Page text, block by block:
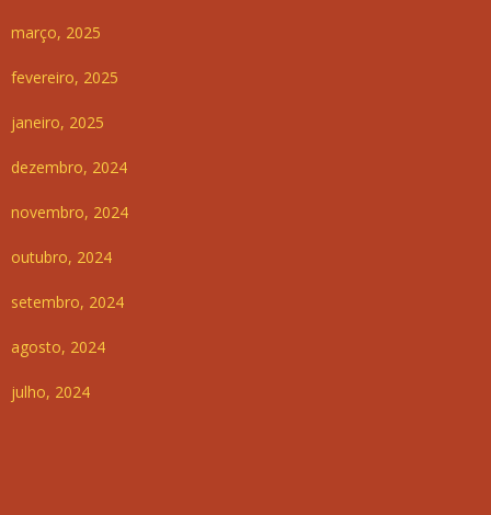
março, 2025
fevereiro, 2025
janeiro, 2025
dezembro, 2024
novembro, 2024
outubro, 2024
setembro, 2024
agosto, 2024
julho, 2024